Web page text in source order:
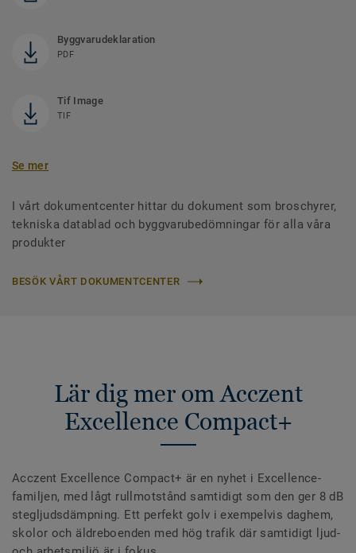
Byggvarudeklaration
PDF
Tif Image
TIF
Se mer
I vårt dokumentcenter hittar du dokument som broschyrer,
tekniska datablad och byggvarubedömningar för alla våra
produkter
BESÖK VÅRT DOKUMENTCENTER
Lär dig mer om Acczent
Excellence Compact+
Acczent Excellence Compact+ är en nyhet i Excellence-
familjen, med lågt rullmotstånd samtidigt som den ger 8 dB
stegljudsdämpning. Ett perfekt golv i exempelvis daghem,
skolor och äldreboenden med hög trafik där samtidigt ljud-